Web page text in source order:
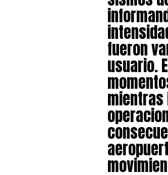
fueron
usuario.
mientras